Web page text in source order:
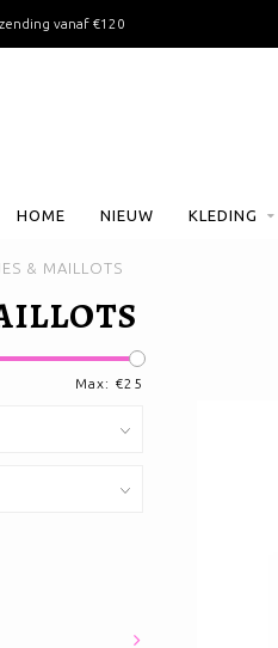
vanaf €120
HOME NIEUW KLEDING
& MAILLOTS
Max: €25